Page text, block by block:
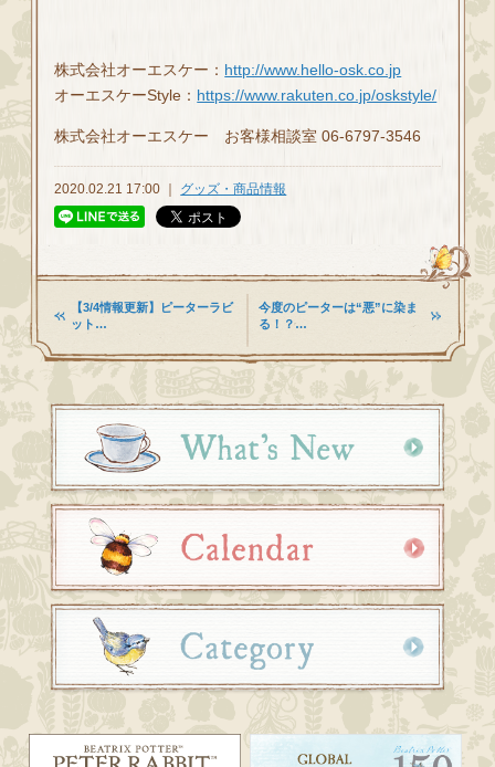
株式会社オーエスケー： http://www.hello-osk.co.jp
オーエスケーStyle： https://www.rakuten.co.jp/oskstyle/
株式会社オーエスケー お客様相談室 06-6797-3546
2020.02.21 17:00 ｜ グッズ・商品情報
【3/4情報更新】ピーターラビ
ット…
今度のピーターは“悪”に染ま
る！？…